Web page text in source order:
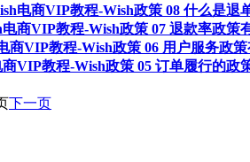
电商VIP教程-Wish政策 08 什么是退
商VIP教程-Wish政策 07 退款率政策
商VIP教程-Wish政策 06 用户服务政策
VIP教程-Wish政策 05 订单履行的政
下一页